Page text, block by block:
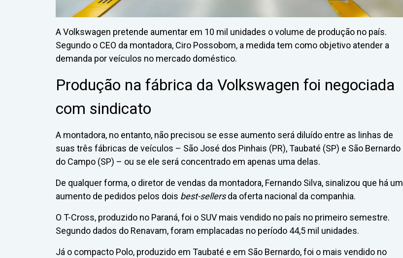
A Volkswagen pretende aumentar em 10 mil unidades o volume de produção no país.
Segundo o CEO da montadora, Ciro Possobom, a medida tem como objetivo atender a
demanda por veículos no mercado doméstico.
Produção na fábrica da Volkswagen foi negociada
com sindicato
A montadora, no entanto, não precisou se esse aumento será diluído entre as linhas de
suas três fábricas de veículos – São José dos Pinhais (PR), Taubaté (SP) e São Bernardo
do Campo (SP) – ou se ele será concentrado em apenas uma delas.
De qualquer forma, o diretor de vendas da montadora, Fernando Silva, sinalizou que há um
aumento de pedidos pelos dois best-sellersda oferta nacional da companhia.
O T-Cross, produzido no Paraná, foi o SUV mais vendido no país no primeiro semestre.
Segundo dados do Renavam, foram emplacadas no período 44,5 mil unidades.
Já o compacto Polo, produzido em Taubaté e em São Bernardo, foi o mais vendido no